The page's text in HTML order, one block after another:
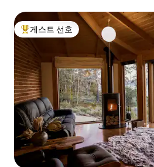
상위 게스트 선호
게스트 선호